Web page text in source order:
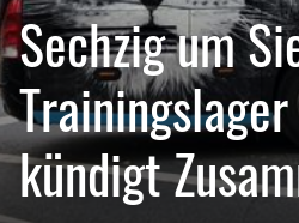
Sechzig um
kündigt